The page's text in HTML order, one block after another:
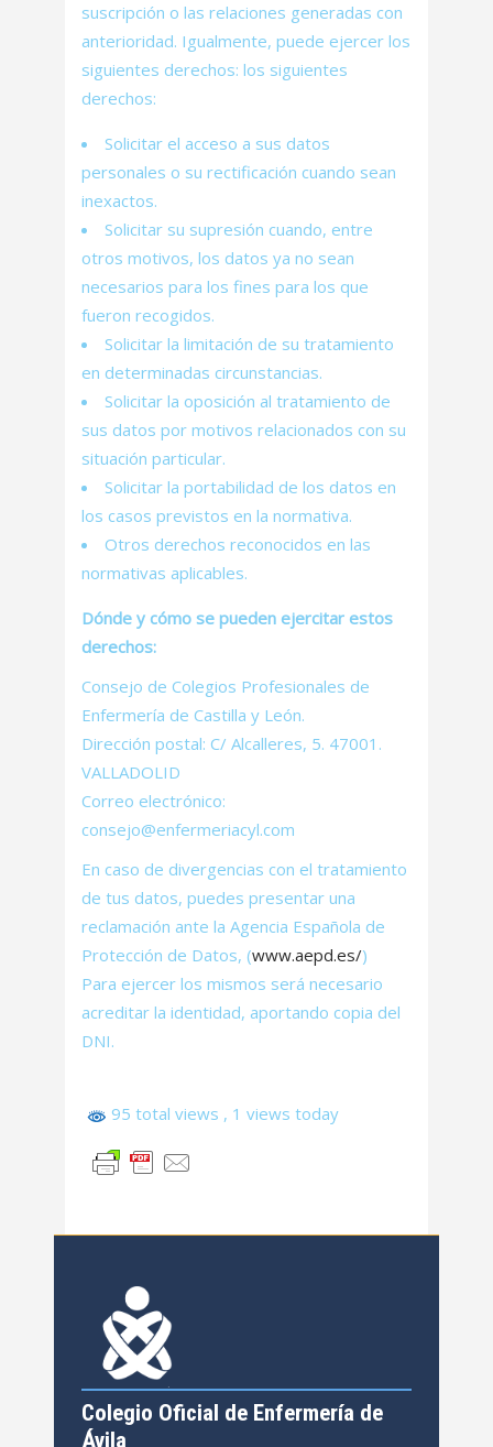
suscripción o las relaciones generadas con
anterioridad. Igualmente, puede ejercer los
siguientes derechos: los siguientes
derechos:
Solicitar el acceso a sus datos
personales o su rectificación cuando sean
inexactos.
Solicitar su supresión cuando, entre
otros motivos, los datos ya no sean
necesarios para los fines para los que
fueron recogidos.
Solicitar la limitación de su tratamiento
en determinadas circunstancias.
Solicitar la oposición al tratamiento de
sus datos por motivos relacionados con su
situación particular.
Solicitar la portabilidad de los datos en
los casos previstos en la normativa.
Otros derechos reconocidos en las
normativas aplicables.
Dónde y cómo se pueden ejercitar estos
derechos:
Consejo de Colegios Profesionales de
Enfermería de Castilla y León.
Dirección postal: C/ Alcalleres, 5. 47001.
VALLADOLID
Correo electrónico:
consejo@enfermeriacyl.com
En caso de divergencias con el tratamiento
de tus datos, puedes presentar una
reclamación ante la Agencia Española de
Protección de Datos, (www.aepd.es/)
Para ejercer los mismos será necesario
acreditar la identidad, aportando copia del
DNI.
95 total views , 1 views today
Colegio Oficial de Enfermería de
Ávila